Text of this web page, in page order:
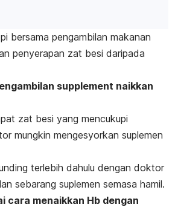
bersama pengambilan makanan
penyerapan zat besi daripada
supplement naikkan
zat besi yang mencukupi
mungkin mengesyorkan suplemen
terlebih dahulu dengan doktor
sebarang suplemen semasa hamil.
cara menaikkan Hb dengan